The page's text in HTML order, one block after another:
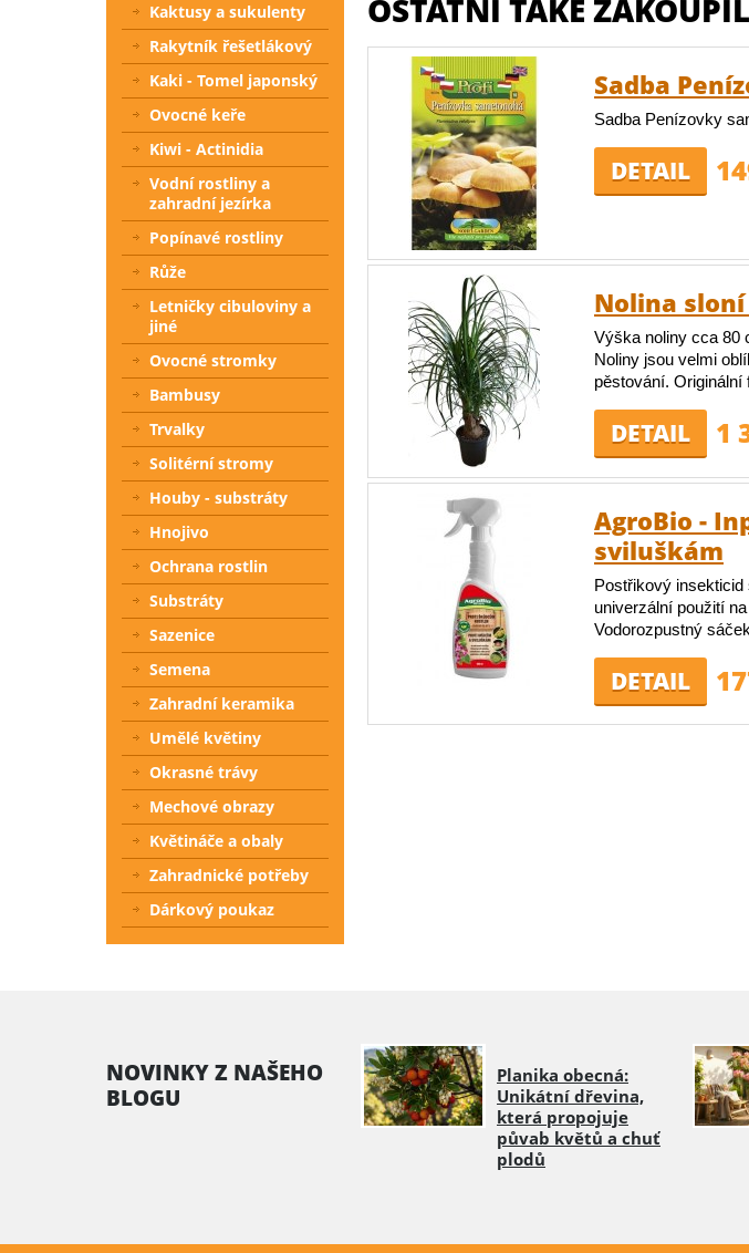
OSTATNÍ TAKÉ
Sadba
Sadba Penízovky
DETAIL
Nolina sloní
Výška noliny cca 80
Noliny jsou velmi
pěstování. Originální
DETAIL 1
AgroBio -
sviluškám
Postřikový
univerzální použití
Vodorozpustný
DETAIL
Kaktusy a sukulenty
Rakytník řešetlákový
Kaki - Tomel japonský
Ovocné keře
Kiwi - Actinidia
Vodní rostliny a
zahradní jezírka
Popínavé rostliny
Růže
Letničky cibuloviny a
jiné
Ovocné stromky
Bambusy
Trvalky
Solitérní stromy
Houby - substráty
Hnojivo
Ochrana rostlin
Substráty
Sazenice
Semena
Zahradní keramika
Umělé květiny
Okrasné trávy
Mechové obrazy
Květináče a obaly
Zahradnické potřeby
Dárkový poukaz
NOVINKY Z NAŠEHO
BLOGU
Planika obecná:
Unikátní dřevina,
která propojuje
půvab květů a chuť
plodů